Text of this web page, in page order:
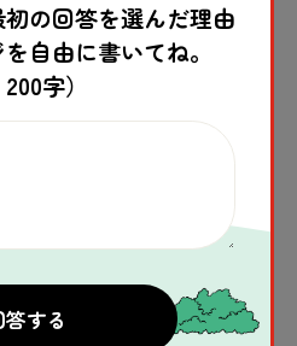
ンデル・ケバブ
コ出張記】
の回答を選んだ理由
自由に書いてね。
字）